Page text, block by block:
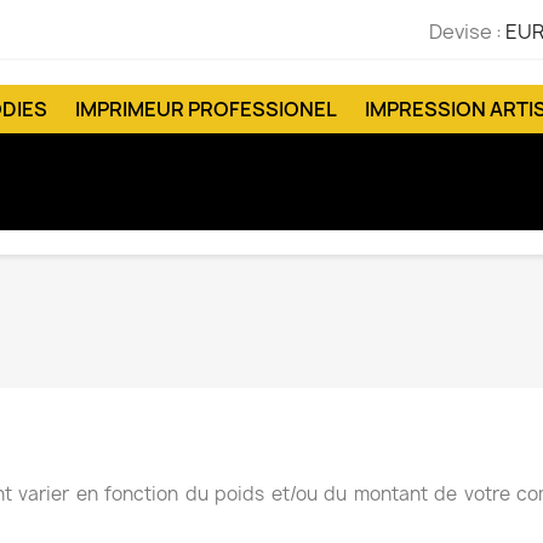
Devise :
IMPRIMEUR PROFESSIONEL IMPRESSION
varier en fonction du poids et/ou du montant de votre